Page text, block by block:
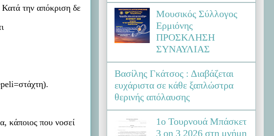
την απόκριση δε
=στάχτη).
κάποιος που νοσεί
Μουσικός Σύλλογος
Ερμιόνης
ΠΡΟΣΚΛΗΣΗ
ΣΥΝΑΥΛΙΑΣ
Βασίλης Γκάτσος : Διαβάζεται
ευχάριστα σε κάθε ξαπλώστρα
θερινής απόλαυσης
1ο Τουρνουά Μπάσκετ
3 on 3 2026 στη μνήμη